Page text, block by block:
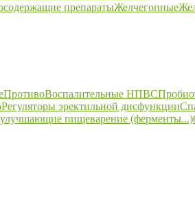
препаратыЖелчегонные
ПротивоВоспалительные НПВС
Регуляторы эректильной дисфункции
улучшающие пищеварение (ферменты...)